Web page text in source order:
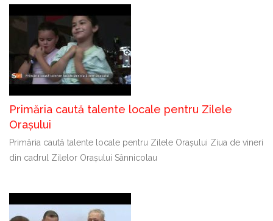
Primăria caută talente locale pentru Zilele
Orașului
Primăria caută talente locale pentru Zilele Orașului Ziua de vineri
din cadrul Zilelor Orașului Sânnicolau